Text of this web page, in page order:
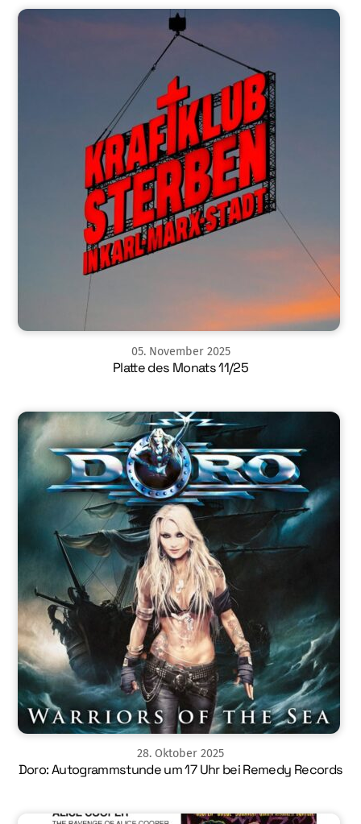
05. November 2025
Platte des Monats 11/25
28. Oktober 2025
Doro: Autogrammstunde um 17 Uhr bei Remedy Records